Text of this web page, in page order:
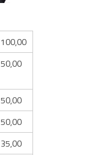
100,00
50,00
50,00
50,00
35,00